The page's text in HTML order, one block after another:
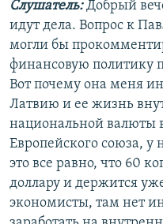
Слушатель:Добрый
идут дела. Вопрос к
могли бы
финансовую политику
Вот почему она меня
Латвию и ее жизнь
национальной валюты
Европейского союза, у
это все равно, что 60
доллару и держится
экономисты, там нет